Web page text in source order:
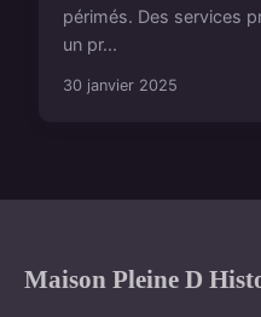
périmés. Des services
un pr...
30 janvier 2025
Maison Pleine D